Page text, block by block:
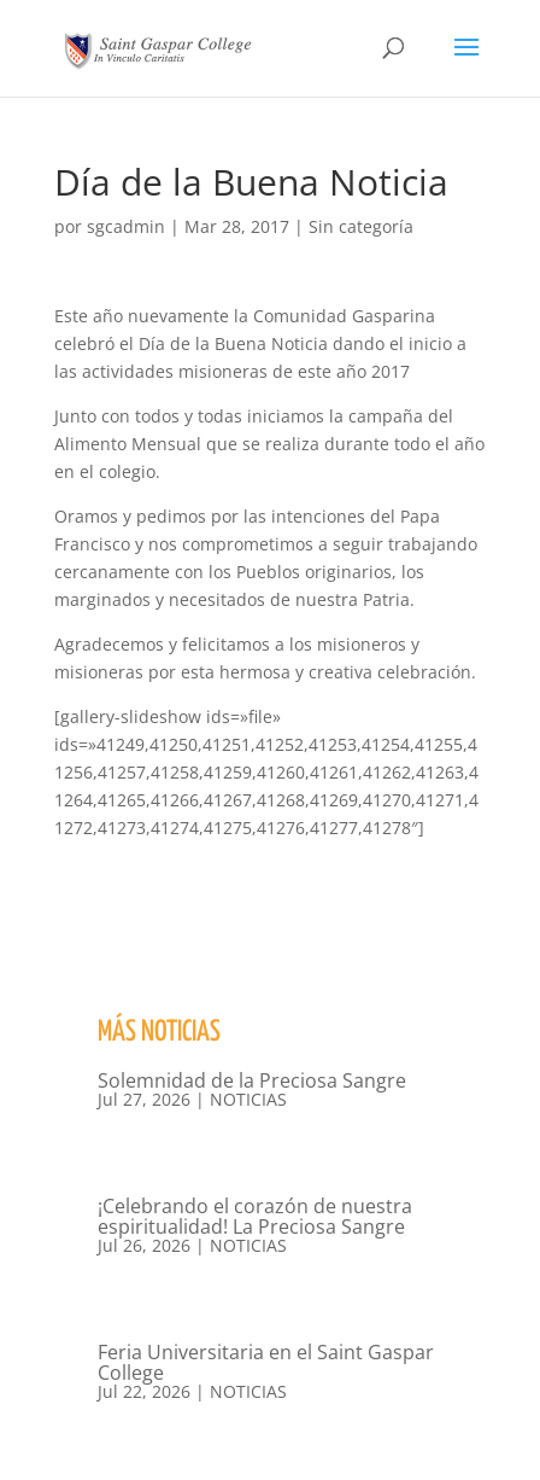
Día de la Buena Noticia
por sgcadmin | Mar 28, 2017| Sin categoría
Este año nuevamente la Comunidad Gasparina
celebró el Día de la Buena Noticia dando el inicio a
las actividades misioneras de este año 2017
Junto con todos y todas iniciamos la campaña del
Alimento Mensual que se realiza durante todo el año
en el colegio.
Oramos y pedimos por las intenciones del Papa
Francisco y nos comprometimos a seguir trabajando
cercanamente con los Pueblos originarios, los
marginados y necesitados de nuestra Patria.
Agradecemos y felicitamos a los misioneros y
misioneras por esta hermosa y creativa celebración.
[gallery-slideshow ids=»file»
ids=»41249,41250,41251,41252,41253,41254,41255,4
1256,41257,41258,41259,41260,41261,41262,41263,4
1264,41265,41266,41267,41268,41269,41270,41271,4
1272,41273,41274,41275,41276,41277,41278″]
MÁS NOTICIAS
Solemnidad de la Preciosa Sangre
Jul 27, 2026| NOTICIAS
¡Celebrando el corazón de nuestra
espiritualidad! La Preciosa Sangre
Jul 26, 2026| NOTICIAS
Feria Universitaria en el Saint Gaspar
College
Jul 22, 2026| NOTICIAS